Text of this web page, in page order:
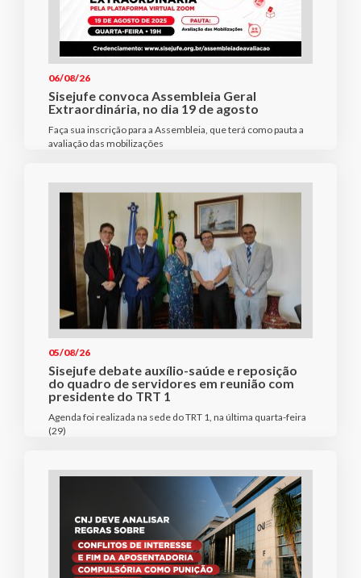
06/08/26
Sisejufe convoca Assembleia Geral
Extraordinária, no dia 19 de agosto
Faça sua inscrição para a Assembleia, que terá como pauta a
avaliação das mobilizações
05/08/26
Sisejufe debate auxílio-saúde e reposição
do quadro de servidores em reunião com
presidente do TRT 1
Agenda foi realizada na sede do TRT 1, na última quarta-feira
(29)